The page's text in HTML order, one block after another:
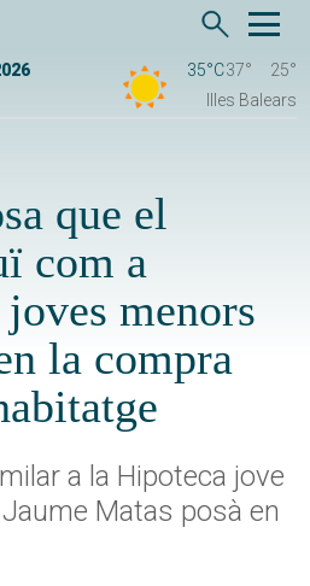
35°C37°
25°
Illes Balears
que el
com a
menors
la compra
a la Hipoteca jove
Matas posà en